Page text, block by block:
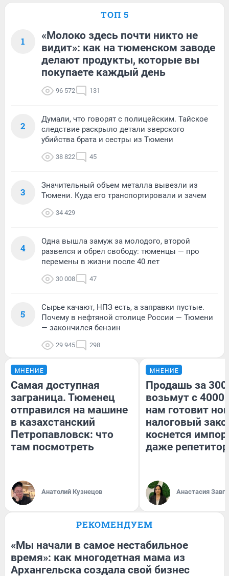
ТОП 5
1
«Молоко здесь почти никто не
видит»: как на тюменском заводе
делают продукты, которые вы
покупаете каждый день
96 572 131
2
Думали, что говорят с полицейским. Тайское
следствие раскрыло детали зверского
убийства брата и сестры из Тюмени
38 822 45
3
Значительный объем металла вывезли из
Тюмени. Куда его транспортировали и зачем
34 429
4
Одна вышла замуж за молодого, второй
развелся и обрел свободу: тюменцы — про
перемены в жизни после 40 лет
30 008 47
5
Сырье качают, НПЗ есть, а заправки пустые.
Почему в нефтяной столице России — Тюмени
— закончился бензин
29 945 298
МНЕНИЕ
Самая доступная
заграница. Тюменец
отправился на машине
в казахстанский
Петропавловск: что
там посмотреть
Анатолий Кузнецов
МНЕНИЕ
Продашь за
возьмут с
нам готовит
налоговый
коснется
даже
Анастасия
РЕКОМЕНДУЕМ
«Мы начали в самое нестабильное
время»: как многодетная мама из
Архангельска создала свой бизнес